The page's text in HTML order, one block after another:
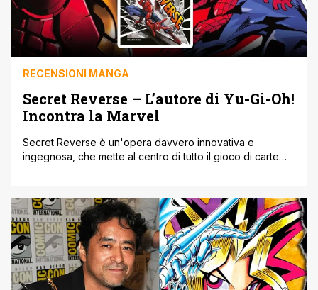
RECENSIONI MANGA
Secret Reverse – L’autore di Yu-Gi-Oh!
Incontra la Marvel
Secret Reverse è un'opera davvero innovativa e
ingegnosa, che mette al centro di tutto il gioco di carte
Man. Il risultato è davvero sorprendente e senza dubbio il
racconto scorre velocemente tra uno scontro e l'altro,
senza dimenticare un background dei personaggi [']